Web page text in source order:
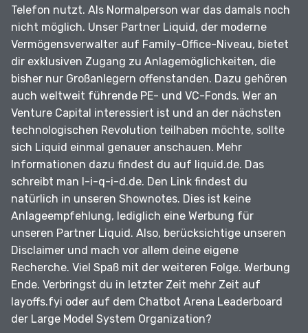
Telefon nutzt. Als Normalperson war das damals noch
nicht möglich. Unser Partner Liquid, der moderne
Vermögensverwalter auf Family-Office-Niveau, bietet
dir exklusiven Zugang zu Anlagemöglichkeiten, die
bisher nur Großanlegern offenstanden. Dazu gehören
auch weltweit führende PE- und VC-Fonds. Wer an
Venture Capital interessiert ist und an der nächsten
technologischen Revolution teilhaben möchte, sollte
sich Liquid einmal genauer anschauen. Mehr
Informationen dazu findest du auf liquid.de. Das
schreibt man l-i-q-i-d.de. Den Link findest du
natürlich in unseren Shownotes. Dies ist keine
Anlageempfehlung, lediglich eine Werbung für
unseren Partner Liquid. Also, berücksichtige unseren
Disclaimer und mach vor allem deine eigene
Recherche. Viel Spaß mit der weiteren Folge. Werbung
Ende. Verbringst du in letzter Zeit mehr Zeit auf
layoffs.fyi oder auf dem Chatbot Arena Leaderboard
der Large Model System Organization?